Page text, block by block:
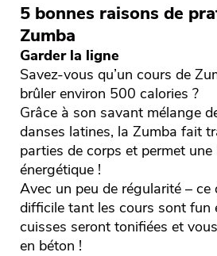
5 bonnes raisons de
Zumba
Garder la ligne
Savez-vous qu’un cours de
brûler environ 500 calories ?
Grâce à son savant mélange
danses latines, la Zumba fait
parties de corps et permet une
énergétique !
Avec un peu de régularité – ce
difficile tant les cours sont fun
cuisses seront tonifiées et
en béton !